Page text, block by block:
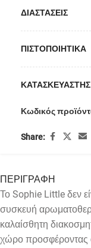
ΔΙΑΣΤΑΣΕΙΣ
ΠΙΣΤΟΠΟΙΗΤΙΚΑ
ΚΑΤΑΣΚΕΥΑΣΤΗΣ
Κωδικός
Share:
ΠΕΡΙΓΡΑΦΗ
Το Sophie Little δεν
συσκευή
καλαίσθητη
χώρο προσφέροντας